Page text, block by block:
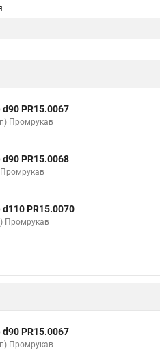
PR15.0067
Промрукав
PR15.0068
PR15.0070
Промрукав
PR15.0067
Промрукав